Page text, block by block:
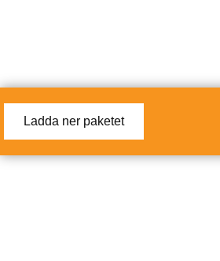
Ladda ner paketet